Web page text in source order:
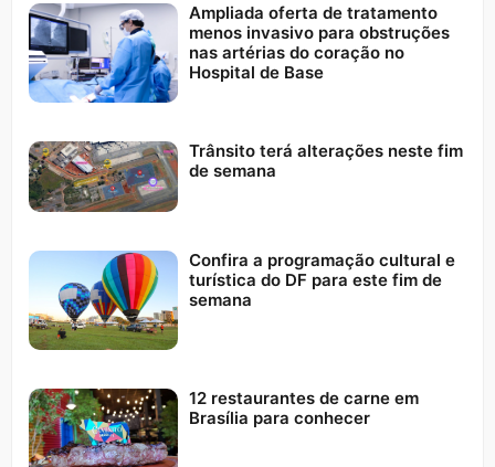
Ampliada oferta de tratamento
menos invasivo para obstruções
nas artérias do coração no
Hospital de Base
Trânsito terá alterações neste fim
de semana
Confira a programação cultural e
turística do DF para este fim de
semana
12 restaurantes de carne em
Brasília para conhecer